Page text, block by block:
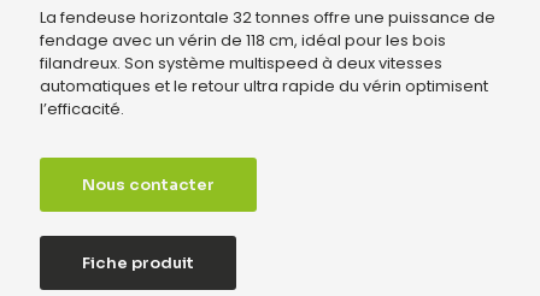
La fendeuse horizontale 32 tonnes offre une puissance de
fendage avec un vérin de 118 cm, idéal pour les bois
filandreux. Son système multispeed à deux vitesses
automatiques et le retour ultra rapide du vérin optimisent
l’efficacité.
Nous contacter
Fiche produit